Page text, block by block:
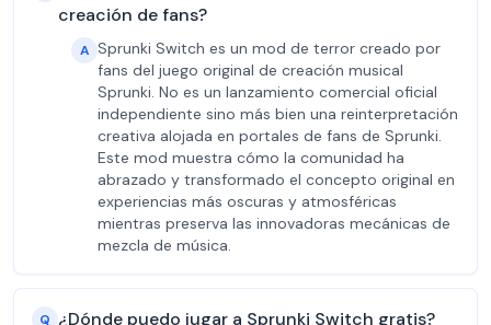
creación de fans?
A Sprunki Switch es un mod de terror creado por
fans del juego original de creación musical
Sprunki. No es un lanzamiento comercial oficial
independiente sino más bien una reinterpretación
creativa alojada en portales de fans de Sprunki.
Este mod muestra cómo la comunidad ha
abrazado y transformado el concepto original en
experiencias más oscuras y atmosféricas
mientras preserva las innovadoras mecánicas de
mezcla de música.
Q ¿Dónde puedo jugar a Sprunki Switch gratis?